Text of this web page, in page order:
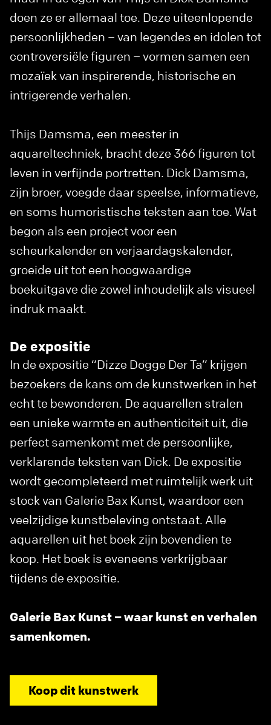
doen ze er allemaal toe. Deze uiteenlopende
persoonlijkheden – van legendes en idolen tot
controversiële figuren – vormen samen een
mozaïek van inspirerende, historische en
intrigerende verhalen.
Thijs Damsma, een meester in
aquareltechniek, bracht deze 366 figuren tot
leven in verfijnde portretten. Dick Damsma,
zijn broer, voegde daar speelse, informatieve,
en soms humoristische teksten aan toe. Wat
begon als een project voor een
scheurkalender en verjaardagskalender,
groeide uit tot een hoogwaardige
boekuitgave die zowel inhoudelijk als visueel
indruk maakt.
De expositie
In de expositie “Dizze Dogge Der Ta” krijgen
bezoekers de kans om de kunstwerken in het
echt te bewonderen. De aquarellen stralen
een unieke warmte en authenticiteit uit, die
perfect samenkomt met de persoonlijke,
verklarende teksten van Dick. De expositie
wordt gecompleteerd met ruimtelijk werk uit
stock van Galerie Bax Kunst, waardoor een
veelzijdige kunstbeleving ontstaat. Alle
aquarellen uit het boek zijn bovendien te
koop. Het boek is eveneens verkrijgbaar
tijdens de expositie.
Galerie Bax Kunst – waar kunst en verhalen
samenkomen.
Koop dit kunstwerk